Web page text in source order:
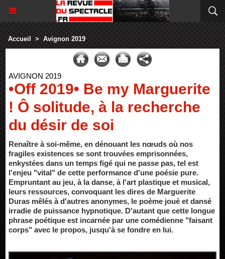
Accueil > Avignon 2019
AVIGNON 2019
•Off 2019• Be my Marguerite
! Ô solitude, à la recherche
du désir de soi
Renaître à soi-même, en dénouant les nœuds où nos
fragiles existences se sont trouvées emprisonnées,
enkystées dans un temps figé qui ne passe pas, tel est
l'enjeu "vital" de cette performance d'une poésie pure.
Empruntant au jeu, à la danse, à l'art plastique et musical,
leurs ressources, convoquant les dires de Marguerite
Duras mêlés à d'autres anonymes, le poème joué et dansé
irradie de puissance hypnotique. D'autant que cette longue
phrase poétique est incarnée par une comédienne "faisant
corps" avec le propos, jusqu'à se fondre en lui.